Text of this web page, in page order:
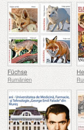
Füchse
Rumänien